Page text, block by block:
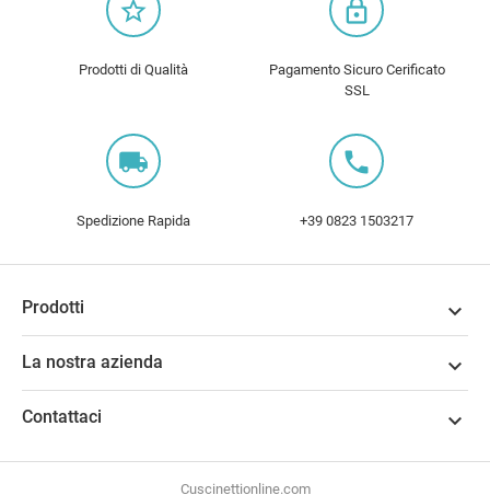
star_border
Prodotti di Qualità
lock_outline
Pagamento Sicuro Cerificato
SSL
local_shipping
Spedizione Rapida
local_phone
+39 0823 1503217
Prodotti 
La nostra azienda 
Contattaci 
Cuscinettionline.com